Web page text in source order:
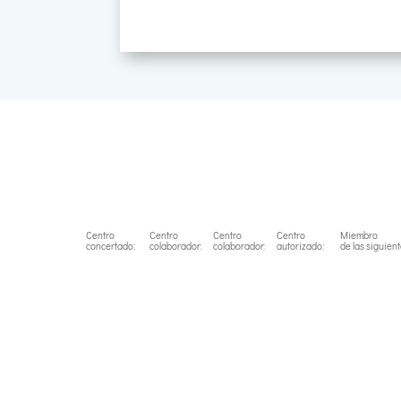
Centro
concertado:
Centro
colaborador:
Centro
colaborador:
Centro
autorizado:
Miembro
de las